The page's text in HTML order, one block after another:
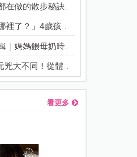
做的散步秘訣！...
了？」4歲孩子還...
媽媽餵母奶時，...
大不同！從體質...
看更多